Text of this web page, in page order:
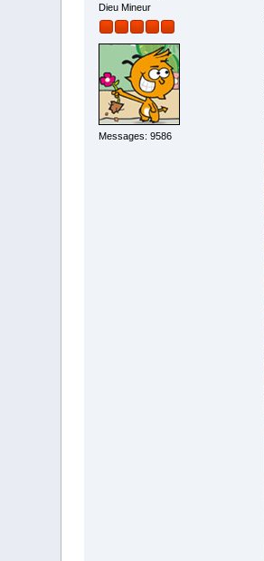
Dieu Mineur
Messages: 9586